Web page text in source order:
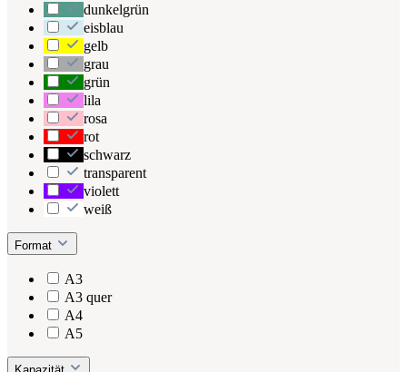
dunkelgrün
eisblau
gelb
grau
grün
lila
rosa
rot
schwarz
transparent
violett
weiß
Format
A3
A3 quer
A4
A5